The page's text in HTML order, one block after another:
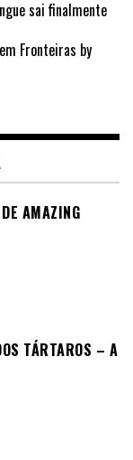
sai finalmente
Fronteiras by
AMAZING
TÁRTAROS – A